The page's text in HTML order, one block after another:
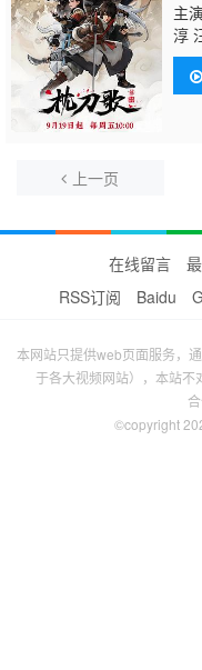
主
淳
宇
晔
上一页
在线留言
RSS订阅
Baidu
本网站只提供web页面服务，
于各大视频网站），本站
©copyright